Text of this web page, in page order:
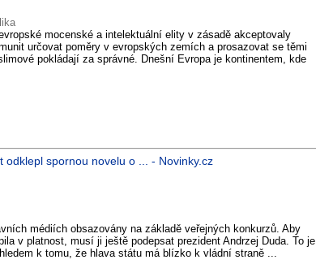
mocenské a intelektuální elity v zásadě akceptovaly
určovat poměry v evropských zemích a prosazovat se těmi
pokládají za správné. Dnešní Evropa je kontinentem, kde
odklepl spornou novelu o ... - Novinky.cz
médiích obsazovány na základě veřejných konkurzů. Aby
v platnost, musí ji ještě podepsat prezident Andrzej Duda. To je
k tomu, že hlava státu má blízko k vládní straně ...